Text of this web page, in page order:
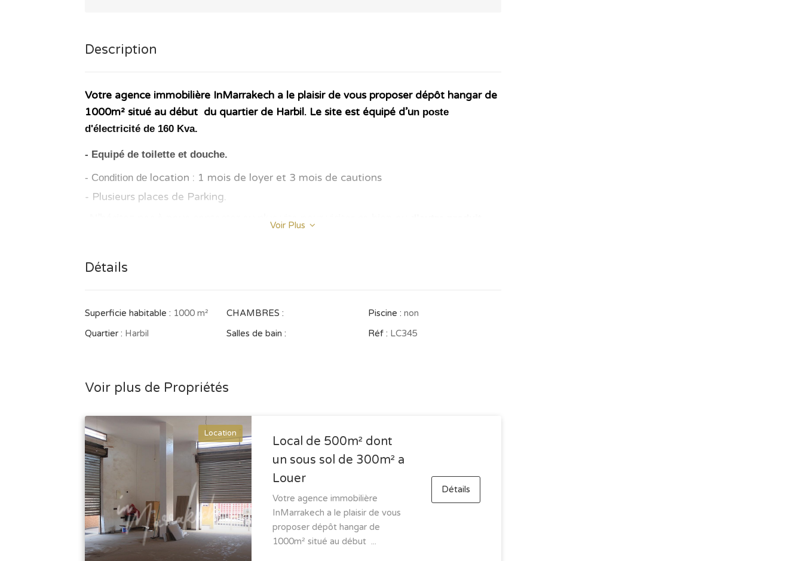
Description
Votre agence immobilière InMarrakech a le plaisir de vous proposer dépôt hangar de
1000m² situé au début du quartier de Harbil. Le site est équipé d’un poste
d'électricité de 160 Kva.
- Equipé de toilette et douche.
- Condition de location : 1 mois de loyer et 3 mois de cautions
- Plusieurs places de Parking.
-N’hésitez pas à nous contacter au plus vite pour visiter ce bien ou
En cas de Location 1 mois d’honoraire agence sera perçu !
Découvrez tous nos biens sur notre propre site : www.inmarrakech-immobilier.com
All rights reserved
Voir Plus
Détails
Superficie habitable : 1000 m²
Quartier : Harbil
CHAMBRES :
Salles de bain :
Piscine :non
Réf : LC345
Voir plus de Propriétés
Location
Local de 500m² dont
un sous sol de 300m² a
Louer
Votre agence immobilière
InMarrakech a le plaisir de vous
proposer dépôt hangar de
1000m² situé au début ...
Détails